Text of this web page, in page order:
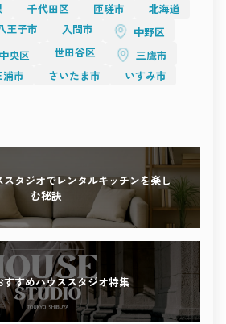
するのは、
さを生かす空気”。
り、Studio 4696の緊張感、RAWRの
美。
を刺激し、作品に深みを与えます。
らも、どこか穏やかで創作的な時間が
のあいだに新しい表現を見つけてくだ
寄り添う場所です。
心が動く――
を、ぜひこの街で。
千代田区 匝瑳市
北海道
王子市 入間市
中野区
中央区 世田谷区
三鷹市
浦市 さいたま市
いすみ市
スタジオでレンタルキッチンを楽し
む秘訣
すすめハウススタジオ特集